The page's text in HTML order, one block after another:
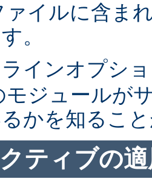
ァイルに含ま
。
インオプシ
モジュールが
かを知るこ
ティブの